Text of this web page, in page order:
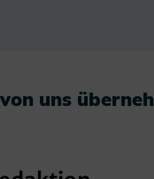
uns